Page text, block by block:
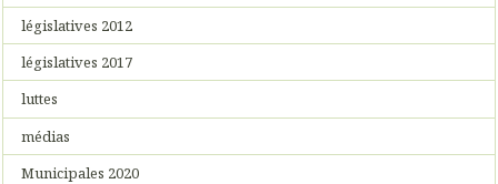
législatives 2012
législatives 2017
luttes
médias
Municipales 2020